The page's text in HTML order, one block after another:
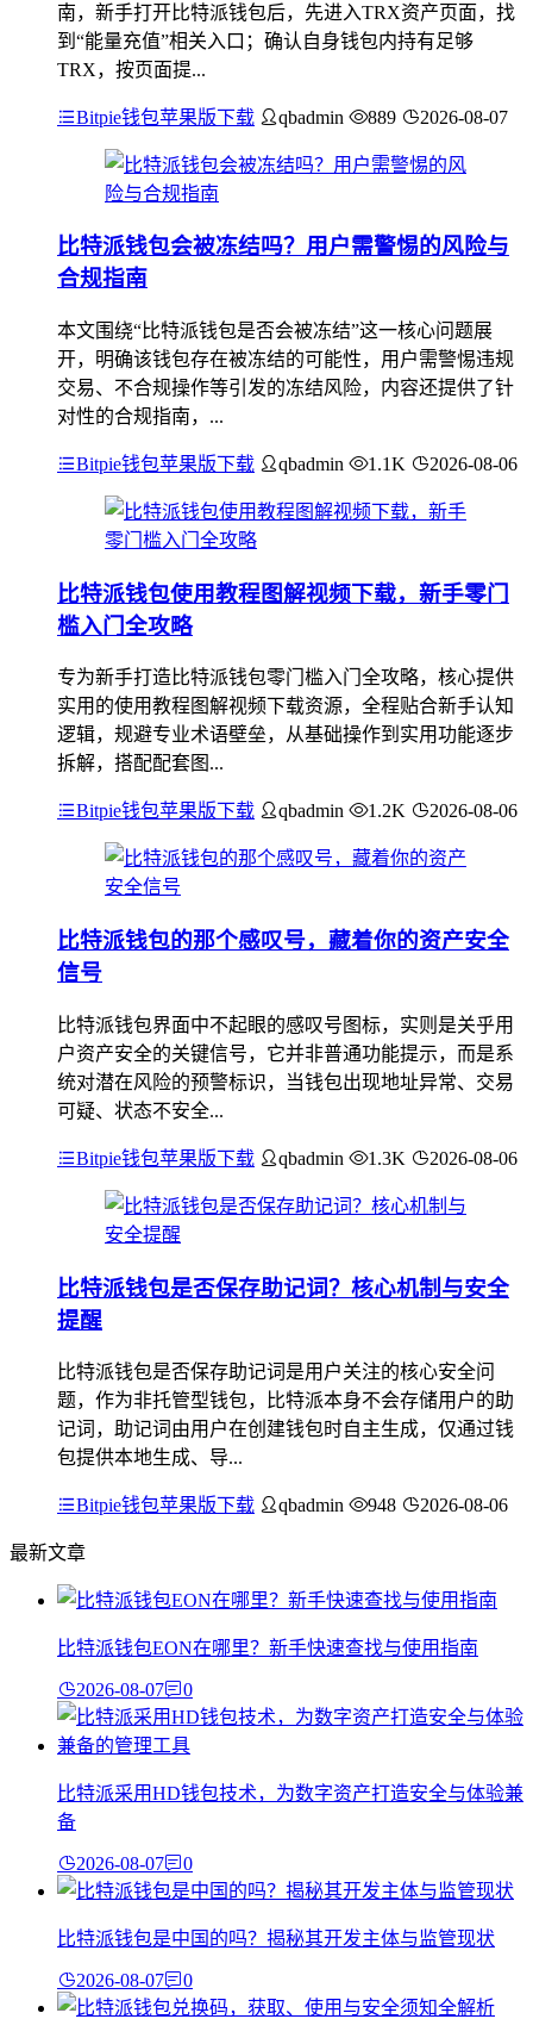
南，新手打开比特派钱包后，先进入TRX资产页面，找
到“能量充值”相关入口；确认自身钱包内持有足够
TRX，按页面提...
Bitpie钱包苹果版下载 qbadmin 889 2026-08-07
比特派钱包会被冻结吗？用户需警惕的风险与
合规指南
本文围绕“比特派钱包是否会被冻结”这一核心问题展
开，明确该钱包存在被冻结的可能性，用户需警惕违规
交易、不合规操作等引发的冻结风险，内容还提供了针
对性的合规指南，...
Bitpie钱包苹果版下载 qbadmin 1.1K 2026-08-06
比特派钱包使用教程图解视频下载，新手零门
槛入门全攻略
专为新手打造比特派钱包零门槛入门全攻略，核心提供
实用的使用教程图解视频下载资源，全程贴合新手认知
逻辑，规避专业术语壁垒，从基础操作到实用功能逐步
拆解，搭配配套图...
Bitpie钱包苹果版下载 qbadmin 1.2K 2026-08-06
比特派钱包的那个感叹号，藏着你的资产安全
信号
比特派钱包界面中不起眼的感叹号图标，实则是关乎用
户资产安全的关键信号，它并非普通功能提示，而是系
统对潜在风险的预警标识，当钱包出现地址异常、交易
可疑、状态不安全...
Bitpie钱包苹果版下载 qbadmin 1.3K 2026-08-06
比特派钱包是否保存助记词？核心机制与安全
提醒
比特派钱包是否保存助记词是用户关注的核心安全问
题，作为非托管型钱包，比特派本身不会存储用户的助
记词，助记词由用户在创建钱包时自主生成，仅通过钱
包提供本地生成、导...
Bitpie钱包苹果版下载 qbadmin 948 2026-08-06
最新文章
比特派钱包EON在哪里？新手快速查找与使用指南
2026-08-07 0
比特派采用HD钱包技术，为数字资产打造安全与体验兼
备
2026-08-07 0
比特派钱包是中国的吗？揭秘其开发主体与监管现状
2026-08-07 0